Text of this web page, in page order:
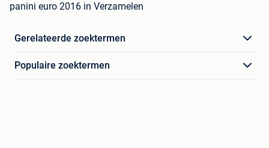
panini euro 2016 in Verzamelen
Gerelateerde zoektermen
Populaire zoektermen